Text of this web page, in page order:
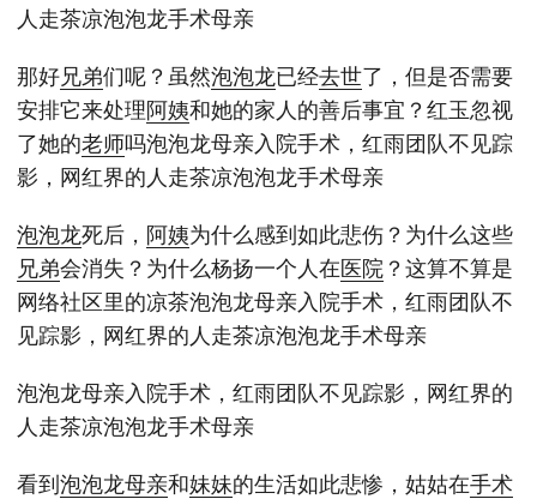
人走茶凉泡泡龙手术母亲
那好兄弟们呢？虽然泡泡龙已经去世了，但是否需要
安排它来处理阿姨和她的家人的善后事宜？红玉忽视
了她的老师吗泡泡龙母亲入院手术，红雨团队不见踪
影，网红界的人走茶凉泡泡龙手术母亲
泡泡龙死后， 阿姨为什么感到如此悲伤？为什么这些
兄弟会消失？为什么杨扬一个人在医院 ？这算不算是
网络社区里的凉茶泡泡龙母亲入院手术，红雨团队不
见踪影，网红界的人走茶凉泡泡龙手术母亲
泡泡龙母亲入院手术，红雨团队不见踪影，网红界的
人走茶凉泡泡龙手术母亲
看到 泡泡龙母亲和妹妹的生活如此悲惨，姑姑在手术